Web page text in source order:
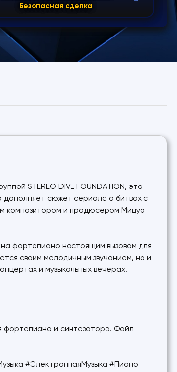
Безопасная сделка
STEREO DIVE FOUNDATION, эта
дополняет сюжет сериала о битвах с
композитором и продюсером Мицуо
фортепиано настоящим вызовом для
своим мелодичным звучанием, но и
и музыкальных вечерах.
фортепиано и синтезатора. Файл
#ЭлектроннаяМузыка #Пиано